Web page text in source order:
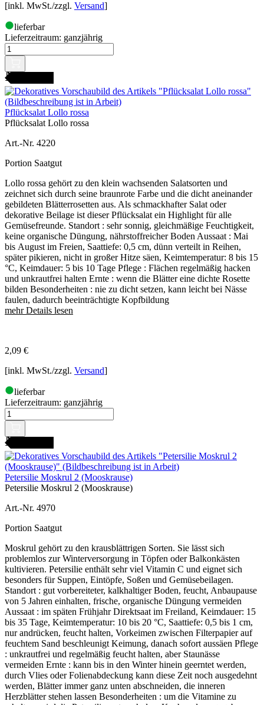
[inkl. MwSt./zzgl. Versand]
lieferbar
Lieferzeitraum: ganzjährig
Pflücksalat Lollo rossa
Pflücksalat Lollo rossa
Art.-Nr. 4220
Portion Saatgut
Lollo rossa gehört zu den klein wachsenden Salatsorten und
zeichnet sich durch seine braunrote Farbe und die dicht aneinander
gebildeten Blätterrosetten aus. Als schmackhafter Salat oder
dekorative Beilage ist dieser Pflücksalat ein Highlight für alle
Gemüsefreunde. Standort : sehr sonnig, gleichmäßige Feuchtigkeit,
keine organische Düngung, nährstoffreicher Boden Aussaat : Mai
bis August im Freien, Saattiefe: 0,5 cm, dünn verteilt in Reihen,
später pikieren, nicht in großer Hitze säen, Keimtemperatur: 8 bis 15
°C, Keimdauer: 5 bis 10 Tage Pflege : Flächen regelmäßig hacken
und unkrautfrei halten Ernte : wenn die Blätter eine dichte Rosette
bilden Besonderheiten : nie zu dicht setzen, kann leicht bei Nässe
faulen, dadurch beeinträchtigte Kopfbildung
mehr Details lesen
2,09 €
[inkl. MwSt./zzgl. Versand]
lieferbar
Lieferzeitraum: ganzjährig
Petersilie Moskrul 2 (Mooskrause)
Petersilie Moskrul 2 (Mooskrause)
Art.-Nr. 4970
Portion Saatgut
Moskrul gehört zu den krausblättrigen Sorten. Sie lässt sich
problemlos zur Winterversorgung in Töpfen oder Balkonkästen
kultivieren. Petersilie enthält sehr viel Vitamin C und eignet sich
besonders für Suppen, Eintöpfe, Soßen und Gemüsebeilagen.
Standort : gut vorbereiteter, kalkhaltiger Boden, feucht, Anbaupause
von 5 Jahren einhalten, frische, organische Düngung vermeiden
Aussaat : im späten Frühjahr Direktsaat im Freiland, Keimdauer: 15
bis 35 Tage, Keimtemperatur: 10 bis 20 °C, Saattiefe: 0,5 bis 1 cm,
nur andrücken, feucht halten, Vorkeimen zwischen Filterpapier auf
feuchtem Sand beschleunigt Keimung, danach sofort aussäen Pflege
: unkrautfrei und regelmäßig feucht halten, aber Staunässe
vermeiden Ernte : kann bis in den Winter hinein geerntet werden,
durch Vlies oder Folienabdeckung kann diese Zeit noch ausgedehnt
werden, Blätter immer ganz unten abschneiden, die inneren
Herzblätter stehen lassen Besonderheiten : um die Vitamine zu